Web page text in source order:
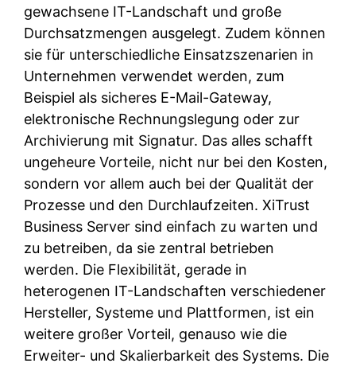
gewachsene IT-Landschaft und große
Durchsatzmengen ausgelegt. Zudem können
sie für unterschiedliche Einsatzszenarien in
Unternehmen verwendet werden, zum
Beispiel als sicheres E-Mail-Gateway,
elektronische Rechnungslegung oder zur
Archivierung mit Signatur. Das alles schafft
ungeheure Vorteile, nicht nur bei den Kosten,
sondern vor allem auch bei der Qualität der
Prozesse und den Durchlaufzeiten. XiTrust
Business Server sind einfach zu warten und
zu betreiben, da sie zentral betrieben
werden. Die Flexibilität, gerade in
heterogenen IT-Landschaften verschiedener
Hersteller, Systeme und Plattformen, ist ein
weitere großer Vorteil, genauso wie die
Erweiter- und Skalierbarkeit des Systems. Die